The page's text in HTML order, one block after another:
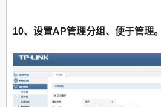
10、设置AP管理分组、便于管理。